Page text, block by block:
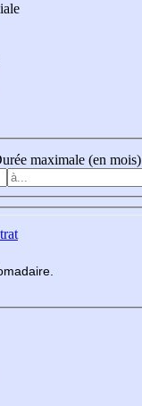
maximale (en mois)
madaire